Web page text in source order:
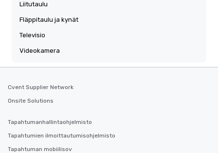
Liitutaulu
Fläppitaulu ja kynät
Televisio
Videokamera
Cvent Supplier Network
Onsite Solutions
Tapahtumanhallintaohjelmisto
Tapahtumien ilmoittautumisohjelmisto
Tapahtuman mobiilisov